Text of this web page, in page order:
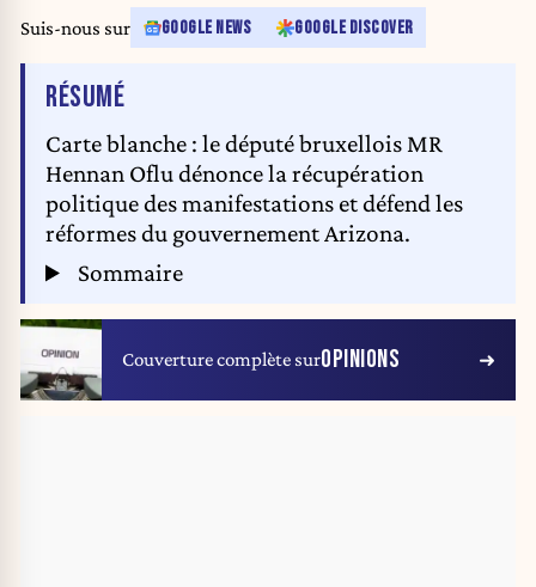
Suis-nous sur GOOGLE NEWS GOOGLE DISCOVER
RÉSUMÉDE L'ARTICLE
Carte blanche : le député bruxellois MR
Hennan Oflu dénonce la récupération
politique des manifestations et défend les
réformes du gouvernement Arizona.
Sommaire
Couverture complète surOPINIONS